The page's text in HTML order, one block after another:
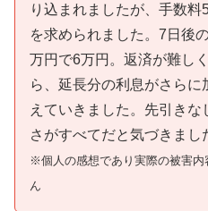
り込まれましたが、手数
を求められました。7日後
万円で6万円。返済が難し
ら、延長分の利息がさら
えていきました。先引き
さがすべてだと気づきまし
※個人の感想であり実際の被害
ん